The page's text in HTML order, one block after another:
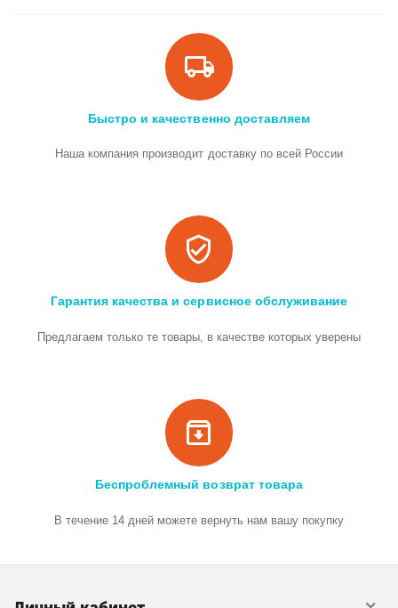
Быстро и качественно доставляем
Наша компания производит доставку по всей России
Гарантия качества и сервисное обслуживание
Предлагаем только те товары, в качестве которых уверены
Беспроблемный возврат товара
В течение 14 дней можете вернуть нам вашу покупку